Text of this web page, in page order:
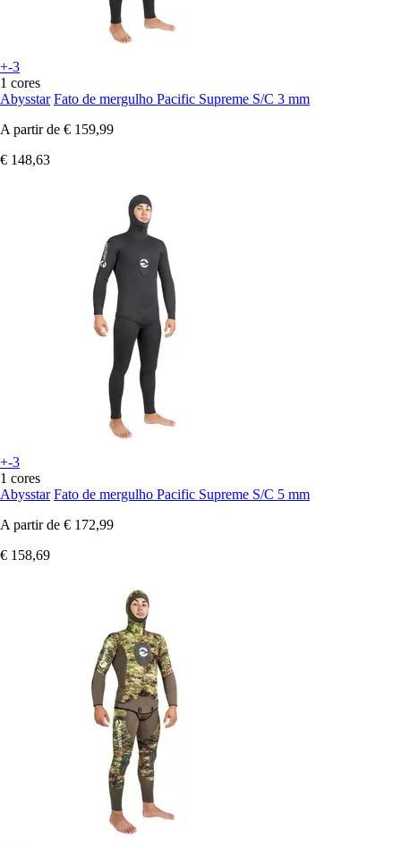
+-3
1 cores
Abysstar Fato de mergulho Pacific Supreme S/C 3 mm
A partir de € 159,99
€ 148,63
+-3
1 cores
Abysstar Fato de mergulho Pacific Supreme S/C 5 mm
A partir de € 172,99
€ 158,69